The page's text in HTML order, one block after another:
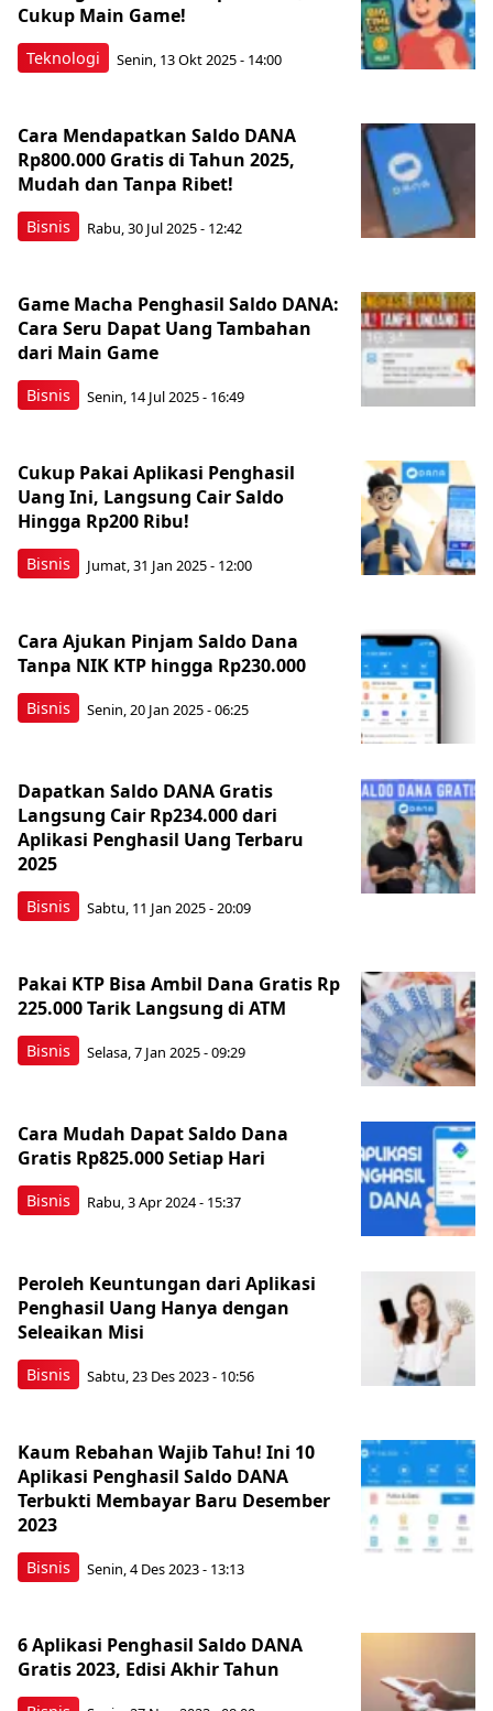
Teknologi
Cukup Main Game!
Senin, 13 Okt 2025 - 14:00
Bisnis
Cara Mendapatkan Saldo DANA
Rp800.000 Gratis di Tahun 2025,
Mudah dan Tanpa Ribet!
Rabu, 30 Jul 2025 - 12:42
Bisnis
Game Macha Penghasil Saldo DANA:
Cara Seru Dapat Uang Tambahan
dari Main Game
Senin, 14 Jul 2025 - 16:49
Bisnis
Cukup Pakai Aplikasi Penghasil
Uang Ini, Langsung Cair Saldo
Hingga Rp200 Ribu!
Jumat, 31 Jan 2025 - 12:00
Bisnis
Cara Ajukan Pinjam Saldo Dana
Tanpa NIK KTP hingga Rp230.000
Senin, 20 Jan 2025 - 06:25
Bisnis
Dapatkan Saldo DANA Gratis
Langsung Cair Rp234.000 dari
Aplikasi Penghasil Uang Terbaru
2025
Sabtu, 11 Jan 2025 - 20:09
Bisnis
Pakai KTP Bisa Ambil Dana Gratis Rp
225.000 Tarik Langsung di ATM
Selasa, 7 Jan 2025 - 09:29
Bisnis
Cara Mudah Dapat Saldo Dana
Gratis Rp825.000 Setiap Hari
Rabu, 3 Apr 2024 - 15:37
Bisnis
Peroleh Keuntungan dari Aplikasi
Penghasil Uang Hanya dengan
Seleaikan Misi
Sabtu, 23 Des 2023 - 10:56
Bisnis
Kaum Rebahan Wajib Tahu! Ini 10
Aplikasi Penghasil Saldo DANA
Terbukti Membayar Baru Desember
2023
Senin, 4 Des 2023 - 13:13
6 Aplikasi Penghasil Saldo DANA
Gratis 2023, Edisi Akhir Tahun